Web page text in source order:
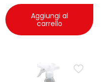
Aggiungi al
carrello